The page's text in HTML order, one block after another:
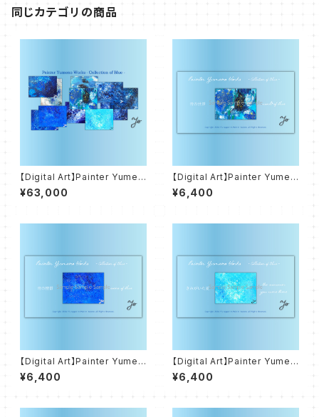
同じカテゴリの商品
【Digital Art】Painter Yumen
o Works - Collection of Bl
ue
¥63,000
【Digital Art】Painter Yumen
o Works - Colletion of Blu
e - 青の世界 world of blue
¥6,400
【Digital Art】Painter Yumen
o Works - Colletion of Blu
e - 青の情景 scene of blue
¥6,400
【Digital Art】Painter Yumen
o Works - Colletion of Blu
e - きみがいた夏 the summer
¥6,400